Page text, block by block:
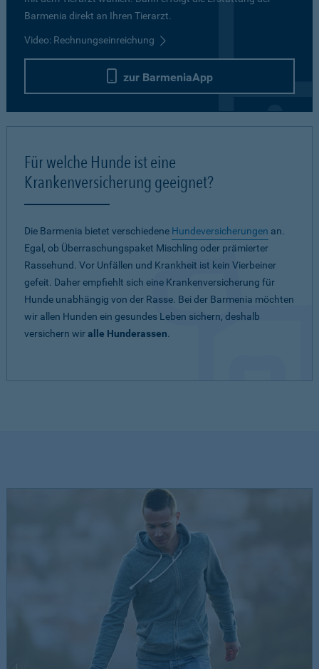
Barmenia direkt an Ihren Tierarzt.
Video: Rechnungseinreichung
zur BarmeniaApp
Für welche Hunde ist eine
Krankenversicherung geeignet?
Die Barmenia bietet verschiedene Hundeversicherungen an.
Egal, ob Überraschungspaket Mischling oder prämierter
Rassehund. Vor Unfällen und Krankheit ist kein Vierbeiner
gefeit. Daher empfiehlt sich eine Krankenversicherung für
Hunde unabhängig von der Rasse. Bei der Barmenia möchten
wir allen Hunden ein gesundes Leben sichern, deshalb
versichern wiralle Hunderassen.